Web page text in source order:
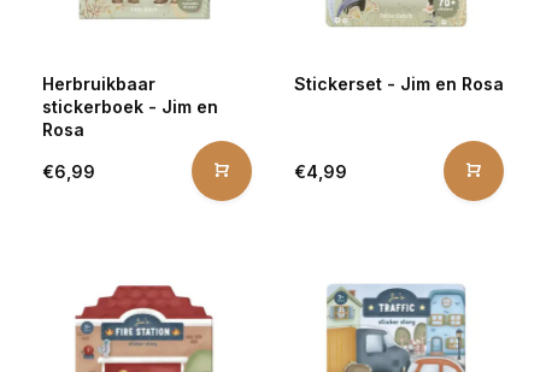
Herbruikbaar
stickerboek - Jim en
Rosa
€6,99
Stickerset - Jim en Rosa
€4,99